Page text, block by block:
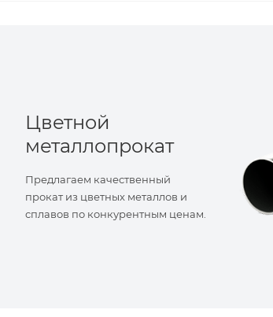
Цветной
металлопрокат
Предлагаем качественный
прокат из цветных металлов и
сплавов по конкурентным ценам.